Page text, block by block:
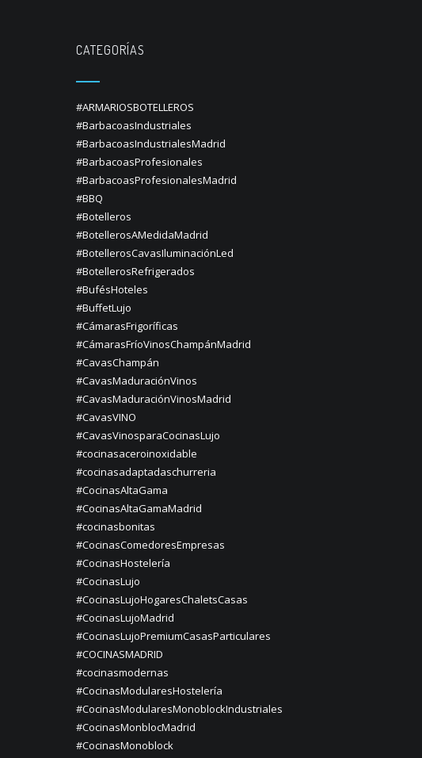
CATEGORÍAS
#ARMARIOSBOTELLEROS
#BarbacoasIndustriales
#BarbacoasIndustrialesMadrid
#BarbacoasProfesionales
#BarbacoasProfesionalesMadrid
#BBQ
#Botelleros
#BotellerosAMedidaMadrid
#BotellerosCavasIluminaciónLed
#BotellerosRefrigerados
#BufésHoteles
#BuffetLujo
#CámarasFrigoríficas
#CámarasFríoVinosChampánMadrid
#CavasChampán
#CavasMaduraciónVinos
#CavasMaduraciónVinosMadrid
#CavasVINO
#CavasVinosparaCocinasLujo
#cocinasaceroinoxidable
#cocinasadaptadaschurreria
#CocinasAltaGama
#CocinasAltaGamaMadrid
#cocinasbonitas
#CocinasComedoresEmpresas
#CocinasHostelería
#CocinasLujo
#CocinasLujoHogaresChaletsCasas
#CocinasLujoMadrid
#CocinasLujoPremiumCasasParticulares
#COCINASMADRID
#cocinasmodernas
#CocinasModularesHostelería
#CocinasModularesMonoblockIndustriales
#CocinasMonblocMadrid
#CocinasMonoblock